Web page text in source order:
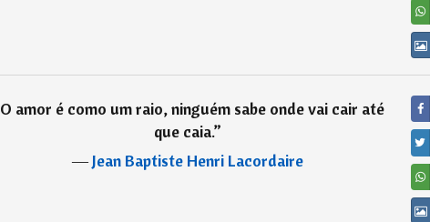
O amor é como um raio, ninguém sabe onde vai cair até
que caia.”
―Jean Baptiste Henri Lacordaire